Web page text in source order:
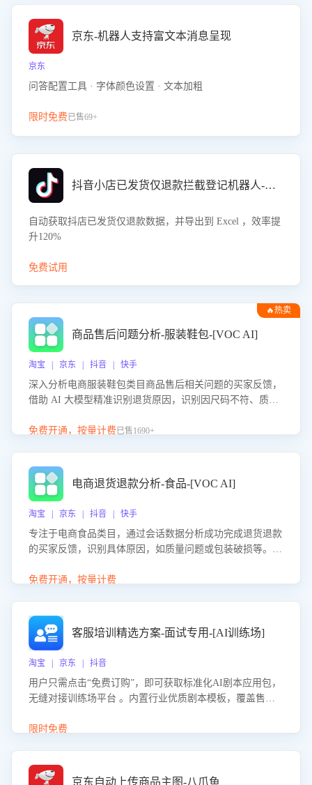
京东-机器人支持富文本消息呈现
京东
问答配置工具 · 字体颜色设置 · 文本加粗
限时免费已售69+
抖音小店已发货仅退款拦截登记机器人-八爪鱼
自动获取抖店已发货仅退款数据，并导出到 Excel ，效率提
升120%
免费试用
🔥热卖
商品售后问题分析-服装鞋包-[VOC AI]
淘宝 | 京东 | 抖音 | 快手
深入分析电商服装鞋包类目商品售后相关问题的买家反馈，
借助 AI 大模型精准识别退货原因，识别因尺码不符、质量
议，助力商家优化产品或服务，实现销售额的显著提升。
免费开通，按量计费已售1690+
电商退货退款分析-食品-[VOC AI]
淘宝 | 京东 | 抖音 | 快手
专注于电商食品类目，通过会话数据分析成功完成退货退款
的买家反馈，识别具体原因，如质量问题或包装破损等。结
商家降低退款率，提升售后效率。
免费开通，按量计费
客服培训精选方案-面试专用-[AI训练场]
淘宝 | 京东 | 抖音
用户只需点击“免费订购”，即可获取标准化AI剧本应用包，
无缝对接训练场平台 。内置行业优质剧本模板，覆盖售前
初始化时间，助力企业快速启动智能客服训练
限时免费
京东自动上传商品主图-八爪鱼